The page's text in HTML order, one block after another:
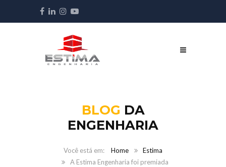
BLOG DA
ENGENHARIA
Home
Estima
A Estima Engenharia foi premiada